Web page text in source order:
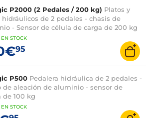
P2000 (2 Pedales / 200 kg) Platos y
hidráulicos de 2 pedales - chasis de
- Sensor de célula de carga de 200 kg
EN STOCK
95
P500 Pedalera hidráulica de 2 pedales -
de aleación de aluminio - sensor de
de 100 kg
EN STOCK